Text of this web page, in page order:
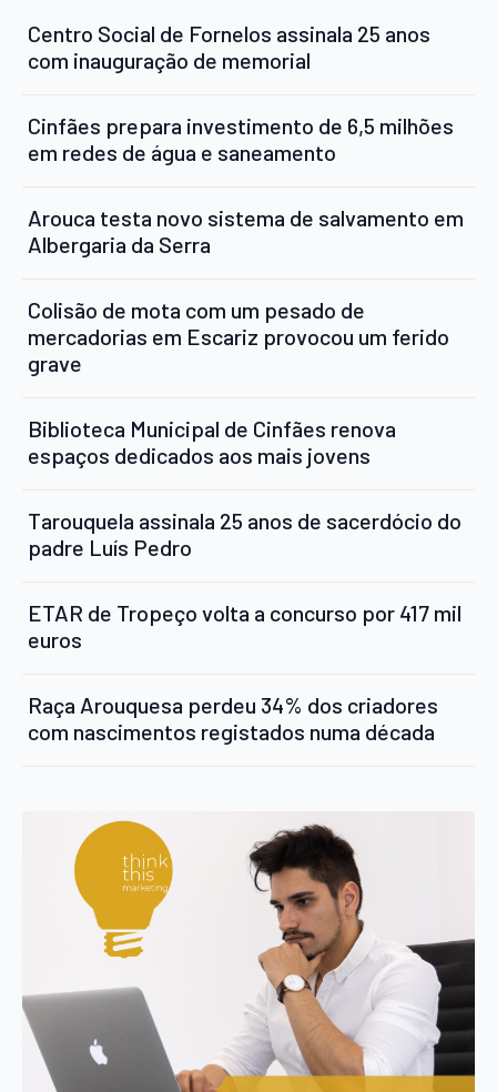
Centro Social de Fornelos assinala 25 anos
com inauguração de memorial
Cinfães prepara investimento de 6,5 milhões
em redes de água e saneamento
Arouca testa novo sistema de salvamento em
Albergaria da Serra
Colisão de mota com um pesado de
mercadorias em Escariz provocou um ferido
grave
Biblioteca Municipal de Cinfães renova
espaços dedicados aos mais jovens
Tarouquela assinala 25 anos de sacerdócio do
padre Luís Pedro
ETAR de Tropeço volta a concurso por 417 mil
euros
Raça Arouquesa perdeu 34% dos criadores
com nascimentos registados numa década